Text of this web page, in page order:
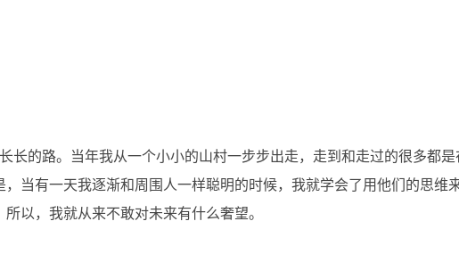
的路。当年我从一个小小的山村一步步出走，走到和走过的很多都是
当有一天我逐渐和周围人一样聪明的时候，我就学会了用他们的思维
以，我就从来不敢对未来有什么奢望。